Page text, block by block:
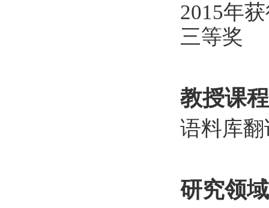
2015年
三等奖
教授课程
语料库
研究领域